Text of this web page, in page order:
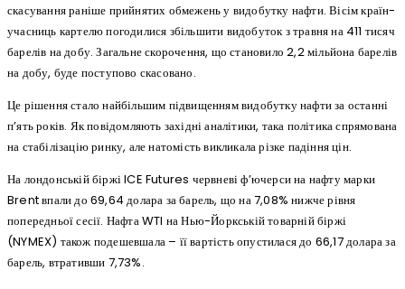
скасування раніше прийнятих обмежень у видобутку нафти. Вісім країн-
учасниць картелю погодилися збільшити видобуток з травня на 411 тисяч
барелів на добу. Загальне скорочення, що становило 2,2 мільйона барелів
на добу, буде поступово скасовано.
Це рішення стало найбільшим підвищенням видобутку нафти за останні
п’ять років. Як повідомляють західні аналітики, така політика спрямована
на стабілізацію ринку, але натомість викликала різке падіння цін.
На лондонській біржі ICE Futures червневі ф’ючерси на нафту марки
Brent впали до 69,64 долара за барель, що на 7,08% нижче рівня
попередньої сесії. Нафта WTI на Нью-Йоркській товарній біржі
(NYMEX) також подешевшала – її вартість опустилася до 66,17 долара за
барель, втративши 7,73%.